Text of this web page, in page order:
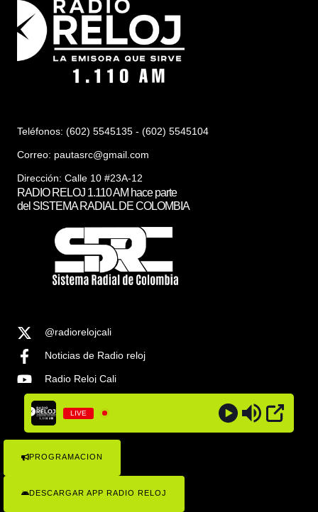
Teléfonos: (602) 5545135 - (602) 5545104
Correo: pautasrc@gmail.com
Dirección: Calle 10 #23A-12
RADIO RELOJ 1.110 AM hace parte
del SISTEMA RADIAL DE COLOMBIA
@radiorelojcali
Noticias de Radio reloj
Radio Reloj Cali
@radiorelojcali
Noticias Radio Reloj Cali
COPYRIGHT © 2023 RADIO RELOJ 1.1100AM , TODOS LOS
LIVE
PROGRAMACION
DESCARGAR APP RADIO RELOJ